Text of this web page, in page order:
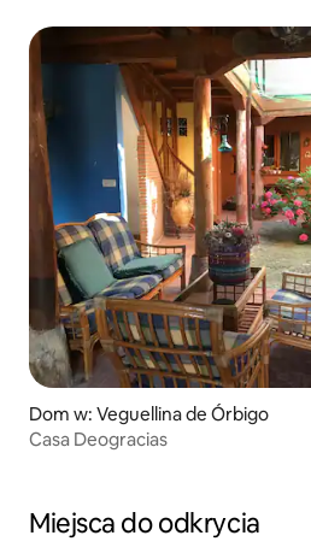
Dom w: Veguellina de Órbigo
Casa Deogracias
Miejsca do odkrycia